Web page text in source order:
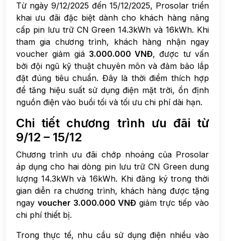
Từ ngày 9/12/2025 đến 15/12/2025, Prosolar triển
khai ưu đãi đặc biệt dành cho khách hàng nâng
cấp pin lưu trữ CN Green 14.3kWh và 16kWh. Khi
tham gia chương trình, khách hàng nhận ngay
voucher giảm giá 3.000.000 VNĐ, được tư vấn
bởi đội ngũ kỹ thuật chuyên môn và đảm bảo lắp
đặt đúng tiêu chuẩn. Đây là thời điểm thích hợp
để tăng hiệu suất sử dụng điện mặt trời, ổn định
nguồn điện vào buổi tối và tối ưu chi phí dài hạn.
Chi tiết chương trình ưu đãi từ
9/12 – 15/12
Chương trình ưu đãi chớp nhoáng của Prosolar
áp dụng cho hai dòng pin lưu trữ CN Green dung
lượng 14.3kWh và 16kWh. Khi đăng ký trong thời
gian diễn ra chương trình, khách hàng được tặng
ngay voucher 3.000.000 VNĐ giảm trực tiếp vào
chi phí thiết bị.
Trong thực tế, nhu cầu sử dụng điện nhiều vào